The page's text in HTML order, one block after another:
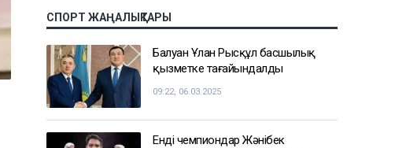
СПОРТ ЖАҢАЛЫҚТАРЫ
Балуан Ұлан Рысқұл басшылық
қызметке тағайындалды
09:22, 06.03.2025
Енді чемпиондар Жәнібек